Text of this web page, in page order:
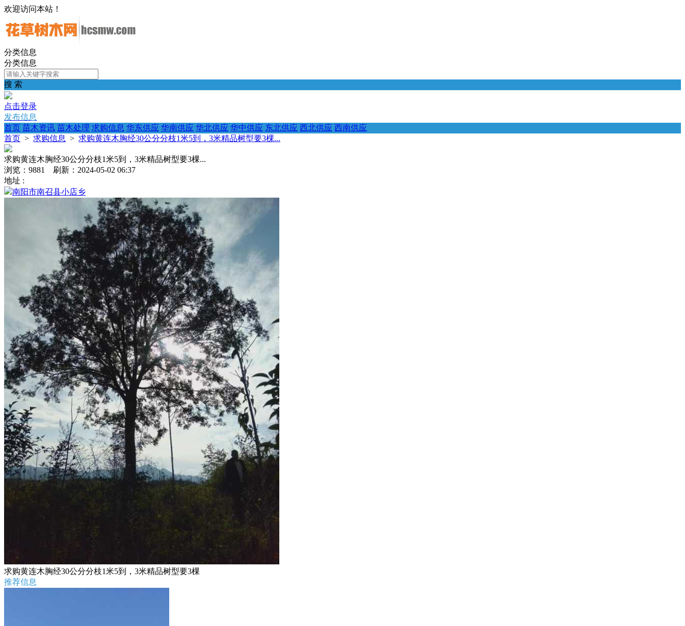
欢迎访问本站！
分类信息
分类信息
搜 索
点击登录
发布信息
首页 苗木资讯 苗木处理 求购信息 华东供应 华南供应 华北供应 华中供应 东北供应 西北供应 西南供应
首页 > 求购信息 > 求购黄连木胸经30公分分枝1米5到，3米精品树型要3棵...
求购黄连木胸经30公分分枝1米5到，3米精品树型要3棵...
浏览：9881 刷新：2024-05-02 06:37
地址 :
南阳市南召县小店乡
求购黄连木胸经30公分分枝1米5到，3米精品树型要3棵
推荐信息